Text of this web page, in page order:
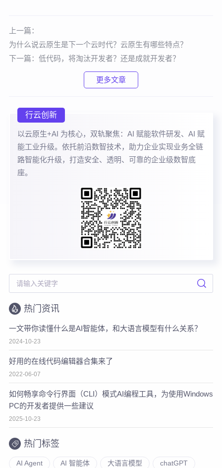
上一篇：
为什么说云原生是下一个云时代？云原生有哪些特点？
下一篇： 低代码，将淘汰开发者？还是成就开发者？
更多文章
行云创新
以云原生+AI 为核心，双轨聚焦：AI 赋能软件研发、AI 赋
能工业升级。依托前沿数智技术，助力企业实现业务全链
路智能化升级，打造安全、透明、可靠的企业级数智底
座。
热门资讯
一文带你读懂什么是AI智能体，和大语言模型有什么关系？
2024-10-23
好用的在线代码编辑器合集来了
2022-06-07
如何畅享命令行界面（CLI）模式AI编程工具，为使用Windows
PC的开发者提供一些建议
2025-10-23
热门标签
AI Agent AI 智能体 大语言模型 chatGPT